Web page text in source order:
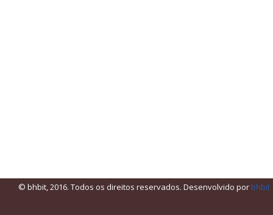
© bhbit, 2016. Todos os direitos reservados. Desenvolvido por bhbit